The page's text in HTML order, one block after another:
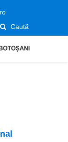
Caută